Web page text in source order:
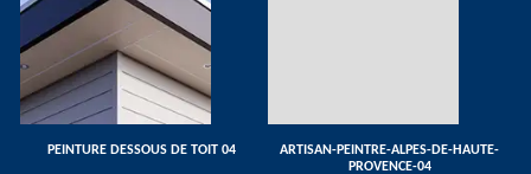
PEINTURE DESSOUS DE TOIT 04
ARTISAN-PEINTRE-ALPES-DE-HAUTE-
PROVENCE-04